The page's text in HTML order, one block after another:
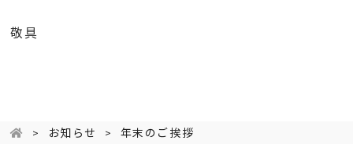
敬具
お知らせ 年末のご挨拶